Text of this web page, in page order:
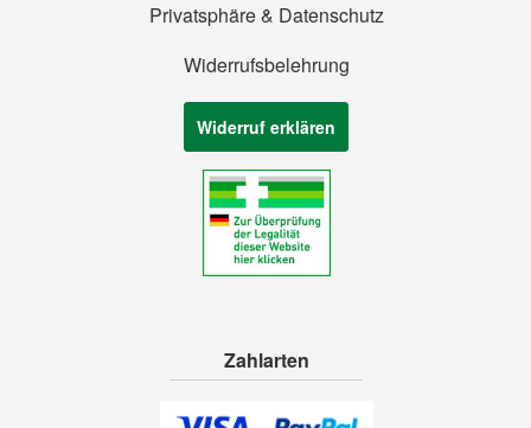
Privatsphäre & Datenschutz
Widerrufsbelehrung
Widerruf erklären
Zahlarten